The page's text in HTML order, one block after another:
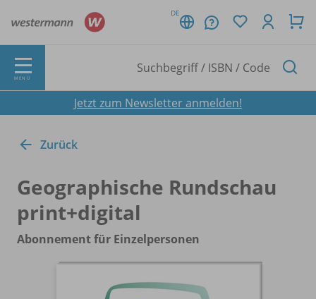
DE
MENÜ
Jetzt zum Newsletter anmelden!
Zurück
Geographische Rundschau
print+digital
Abonnement für Einzelpersonen